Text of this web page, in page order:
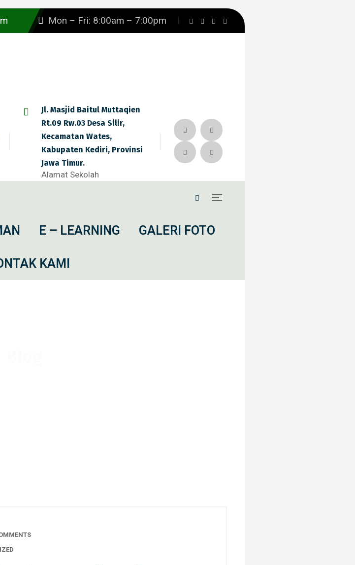
Mon – Fri: 8:00am – 7:00pm
Jl. Masjid Baitul Muttaqien
Rt.09 Rw.03 Desa Silir,
Kecamatan Wates,
Kabupaten Kediri, Provinsi
Jawa Timur.
Alamat Sekolah
E – LEARNING GALERI FOTO
KAMI